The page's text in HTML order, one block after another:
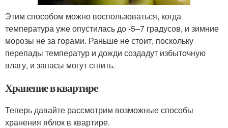
Этим способом можно воспользоваться, когда
температура уже опустилась до -5–7 градусов, и зимние
морозы не за горами. Раньше не стоит, поскольку
перепады температур и дожди создадут избыточную
влагу, и запасы могут сгнить.
Хранение в квартире
Теперь давайте рассмотрим возможные способы
хранения яблок в квартире.